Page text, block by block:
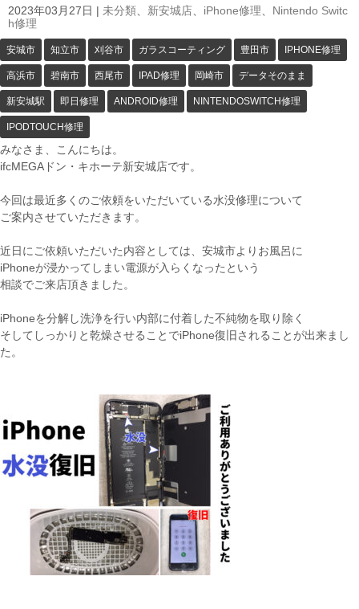
2023年03月27日 未分類 新安城店 iPhone修理
Nintendo Switc
h修理
安城市 知立市 刈谷市 ガラスコーティング 豊田市 IPHONE修理
高浜市 碧南市 西尾市 IPAD修理 岡崎市 データそのまま
新安城駅 即日修理 ANDROID修理 NINTENDOSWITCH修理
IPODTOUCH修理
みなさま、こんにちは。
ifcMEGAドン・キホーテ新安城店です。
今回は最近多くのご依頼をいただいている水没修理について
ご案内させていただきます。
近日にご依頼いただいた内容としては、安城市よりお風呂に
iPhoneが浸かってしまい電源が入らくなったという
相談でご来店頂きました。
iPhoneを分解し洗浄を行い内部に付着した不純物を取り除く
そしてしっかりと乾燥させることでiPhone復旧されることが出来まし
た。